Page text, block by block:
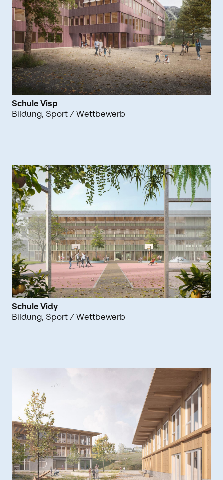
Schule Visp
Bildung Sport / Wettbewerb
Schule Vidy
Bildung Sport / Wettbewerb